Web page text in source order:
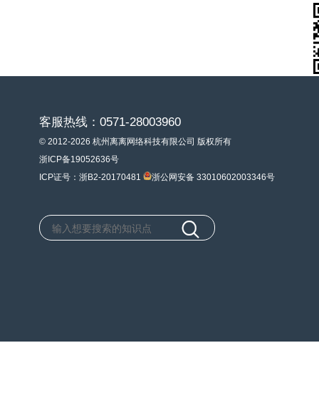
客服热线：0571-28003960
© 2012-2026 杭州离离网络科技有限公司 版权所有
浙ICP备19052636号
ICP证号：浙B2-20170481
浙公网安备 33010602003346号